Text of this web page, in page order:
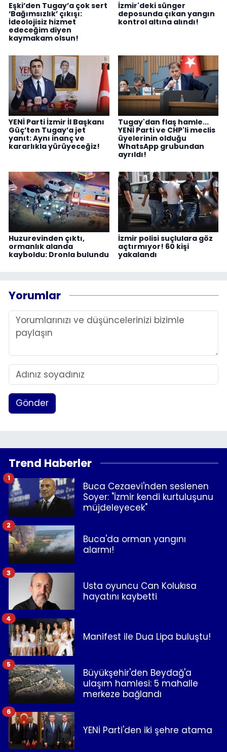
Eşki’den Tugay’a çok sert
‘Bağımsızlık’ çıkışı:
İdeolojisiz hizmet
edeceğim diyen
kaymakam olsun!
İzmir'deki sünger
deposunda çıkan yangın
kontrol altına alındı!
YENİ Parti İzmir İl Başkanı
Güç’ten Tugay’a jet
yanıt: Aynı inanç ve
kararlıkla yürüyeceğiz!
Tugay'dan flaş hamle...
YENİ Parti ve CHP'li meclis
üyelerinin olduğu
WhatsApp grubundan
ayrıldı!
Huzurevinden çıktı,
ormanlık alanda
kayboldu: Dronla bulundu
İzmir polisi suçlulara göz
açtırmıyor! 60 kişi
yakalandı
Yorumlar
Gönder
Trend Haberler
Buca Cezaevi'nden seslenen
Soyer: "İzmir kendi kurtuluşunu
müjdeleyecek"
1
Buca'da orman yangını
alarmı!
2
Usta oyuncu Can Kolukısa
hayatını kaybetti
3
Manifest ile Dua Lipa buluştu!
4
Büyükşehir'den Beydağ'a
ulaşım hamlesi: 5 mahalle
merkeze bağlandı
5
YENİ Parti'den iki şehre atama
6